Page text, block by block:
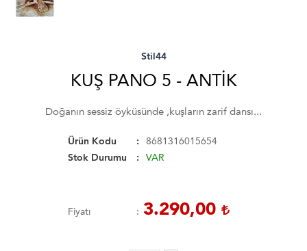
Stil44
KUŞ PANO 5 - ANTİK
Doğanın sessiz öyküsünde ,kuşların zarif dansı...
Ürün Kodu
8681316015654
Stok Durumu
VAR
Fiyatı 3.290,00